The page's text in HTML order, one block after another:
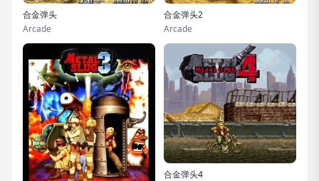
合金弹头
Arcade
合金弹头2
Arcade
合金弹头4